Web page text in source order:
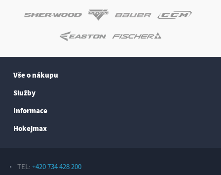
Vše o nákupu
Služby
Informace
Hokejmax
TEL: +420 734 428 200